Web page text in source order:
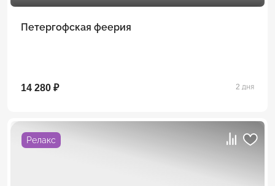
Петергофская феерия
14 280 ₽ 2 дня
Релакс